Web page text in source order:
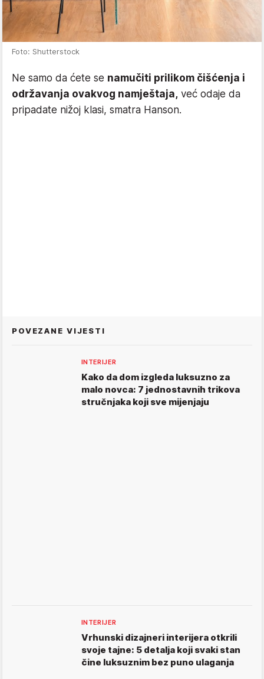
Foto: Shutterstock
Ne samo da ćete se namučiti prilikom čišćenja i
održavanja ovakvog namještaja, već odaje da
pripadate nižoj klasi, smatra Hanson.
POVEZANE VIJESTI
INTERIJER
Kako da dom izgleda luksuzno za
malo novca: 7 jednostavnih trikova
stručnjaka koji sve mijenjaju
INTERIJER
Vrhunski dizajneri interijera otkrili
svoje tajne: 5 detalja koji svaki stan
čine luksuznim bez puno ulaganja